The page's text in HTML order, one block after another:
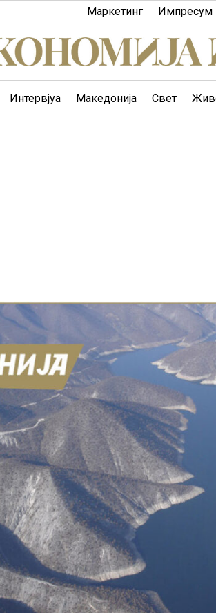
Маркетинг Импресум
Интервјуа Македонија Свет